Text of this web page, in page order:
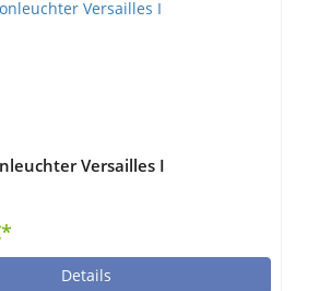
Versailles I
Details